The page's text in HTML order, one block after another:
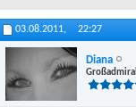
03.08.2011, 22:27
Diana
Großadmiral